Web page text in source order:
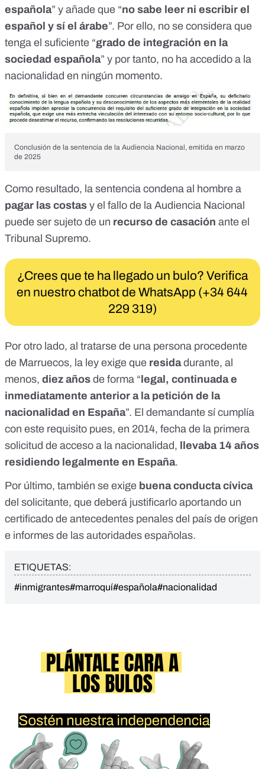
española” y añade que “no sabe leer ni escribir el
español y sí el árabe”. Por ello, no se considera que
tenga el suficiente “grado de integración en la
sociedad española” y por tanto, no ha accedido a la
nacionalidad en ningún momento.
Conclusión de la sentencia de la Audiencia Nacional, emitida en marzo
de 2025
Como resultado, la sentencia condena al hombre a
pagar las costas y el fallo de la Audiencia Nacional
puede ser sujeto de un recurso de casación ante el
Tribunal Supremo.
¿Crees que te ha llegado un bulo? Verifica
en nuestro chatbot de WhatsApp (+34 644
229 319)
Por otro lado, al tratarse de una persona procedente
de Marruecos, la ley exige que residadurante, al
menos, diez años de forma “ legal, continuada e
inmediatamente anterior a la petición de la
nacionalidad en España”. El demandante sí cumplía
con este requisito pues, en 2014, fecha de la primera
solicitud de acceso a la nacionalidad,
llevaba 14 años
residiendo legalmente en España.
Por último, también se exige buena conducta cívica
del solicitante, que deberá justificarlo aportando un
certificado de antecedentes penales del país de origen
e informes de las autoridades españolas.
ETIQUETAS:
#inmigrantes#marroquí#española#nacionalidad